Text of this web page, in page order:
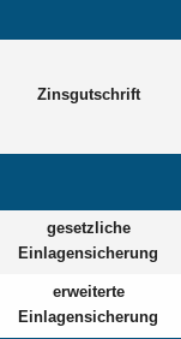
Zinsgutschrift
gesetzliche
Einlagensicherung
erweiterte
Einlagensicherung